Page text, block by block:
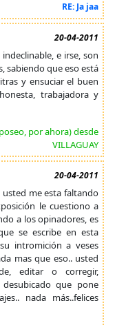
RE: Ja jaa
20-04-2011
e irse, son
sabiendo que eso está
y ensuciar el buen
trabajadora y
por ahora) desde
VILLAGUAY
20-04-2011
me esta faltando
le cuestiono a
a los opinadores, es
se escribe en esta
intromición a veses
mas que eso.. usted
editar o corregir,
que pone
nada más..felices